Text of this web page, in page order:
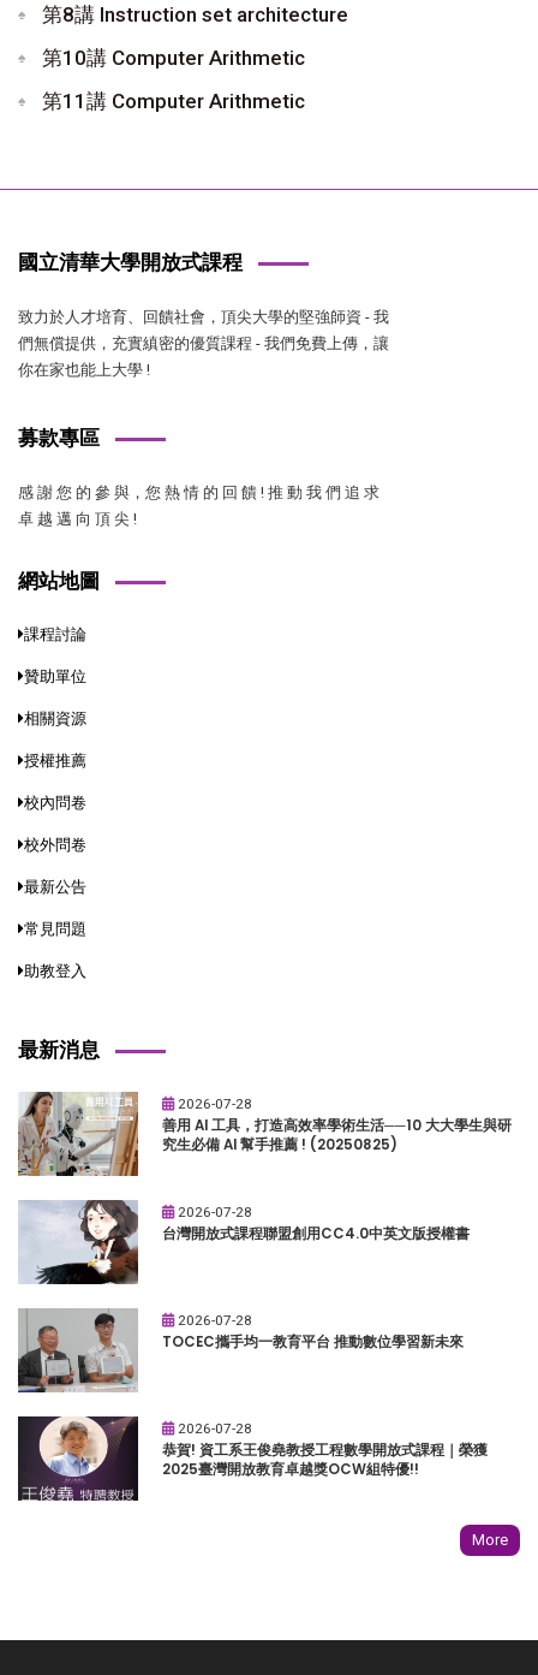
第8講 Instruction set architecture
第10講 Computer Arithmetic
第11講 Computer Arithmetic
國立清華大學開放式課程
致力於人才培育、回饋社會，頂尖大學的堅強師資 - 我
們無償提供，充實縝密的優質課程 - 我們免費上傳，讓
你在家也能上大學 !
募款專區
感 謝 您 的 參 與，您 熱 情 的 回 饋 ! 推 動 我 們 追 求
卓 越 邁 向 頂 尖 !
網站地圖
課程討論
贊助單位
相關資源
授權推薦
校內問卷
校外問卷
最新公告
常見問題
助教登入
最新消息
2026-07-28
善用 AI 工具，打造高效率學術生活──10 大大學生與研
究生必備 AI 幫手推薦 ! (20250825)
2026-07-28
台灣開放式課程聯盟創用CC4.0中英文版授權書
2026-07-28
TOCEC攜手均一教育平台 推動數位學習新未來
2026-07-28
恭賀! 資工系王俊堯教授工程數學開放式課程｜榮獲
2025臺灣開放教育卓越獎OCW組特優!!
More